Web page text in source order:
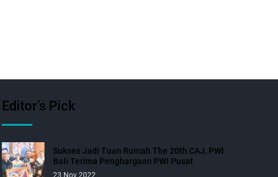
Editor’s Pick
Sukses Jadi Tuan Rumah The 20th CAJ, PWI
Bali Terima Penghargaan PWI Pusat